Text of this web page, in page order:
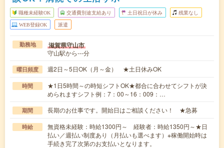
職種未経験OK 交通費別途支給あり 土日祝日が休み 残業なし
WEB登録OK 派遣
勤務地 滋賀県守山市
守山駅から---分
曜日頻度 週2日～5日OK（月～金） ★土日休みOK
時間
★1日5時間～の時短シフトOK★都合に合わせてシフトが決
められますシフト例：7：00～16：009：…
期間 長期のお仕事です。開始日はご相談ください！ ★急募
時給
無資格未経験：時給1300円～ 経験者：時給1350円～★日
払い／週払い制度あり（月払いも選べます）※稼働開始時は
手続き完了次第のお支払いとなります。